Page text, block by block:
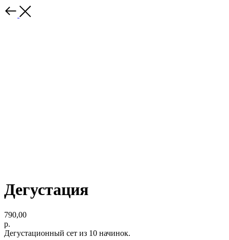
Дегустация
790,00
р.
Дегустационный сет из 10 начинок.